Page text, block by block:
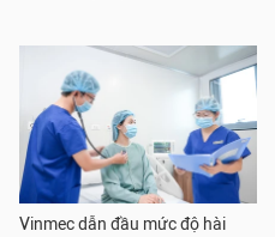
Vinmec dẫn đầu mức độ hài